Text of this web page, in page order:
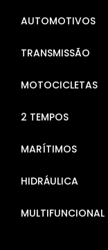
AUTOMOTIVOS
TRANSMISSÃO
MOTOCICLETAS
2 TEMPOS
MARÍTIMOS
HIDRÁULICA
MULTIFUNCIONAL